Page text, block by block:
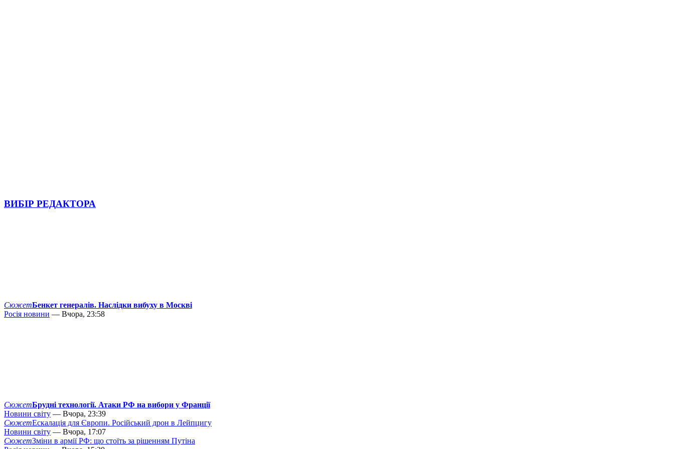
ВИБІР РЕДАКТОРА
СюжетБенкет генералів. Наслідки вибуху в Москві
Росія новини — Вчора, 23:58
СюжетБрудні технології. Атаки РФ на вибори у Франції
Новини світу — Вчора, 23:39
СюжетЕскалація для Європи. Російський дрон в Лейпцигу
Новини світу — Вчора, 17:07
СюжетЗміни в армії РФ: що стоїть за рішенням Путіна